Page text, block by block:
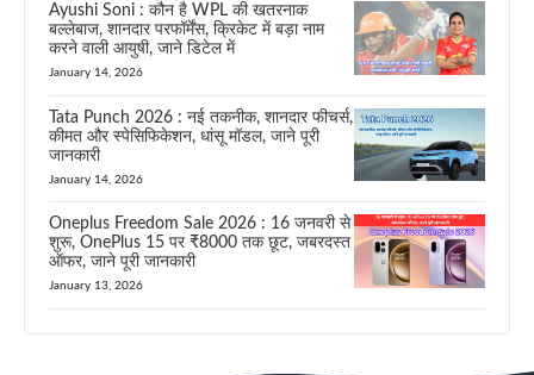
Ayushi Soni : कौन है WPL की खतरनाक
बल्लेबाज, शानदार परफॉर्मेंस, क्रिकेट में बड़ा नाम
करने वाली आयुषी, जाने डिटेल में
January 14, 2026
Tata Punch 2026 : नई तकनीक, शानदार फीचर्स,
कीमत और स्पेसिफिकेशन, धांसू मॉडल, जाने पूरी
जानकारी
January 14, 2026
Oneplus Freedom Sale 2026 : 16 जनवरी से
शुरू, OnePlus 15 पर ₹8000 तक छूट, जबरदस्त
ऑफर, जाने पूरी जानकारी
January 13, 2026